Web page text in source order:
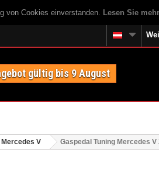
von Cookies einverstanden. Lesen Sie mehr
gültig bis 9 August
Mercedes V Gaspedal Tuning Mercedes V